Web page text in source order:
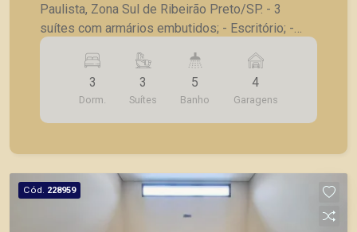
Paulista, Zona Sul de Ribeirão Preto/SP. - 3
suítes com armários embutidos; - Escritório; -
Lavabo; - Sala para 2 ambientes com pé direito
duplo; - Varanda gourmet; - Cozinha planejada; -
Área de serviço; - Piscina; - Jardim; - 4 vagas de
garagem. A Piramid tem como objetivo atender
seus clientes com agilidade e segurança, em
Ribeirão Preto.
3
Dorm.
3
Suítes
5
Banho
4
Garagens
Cód. 228959